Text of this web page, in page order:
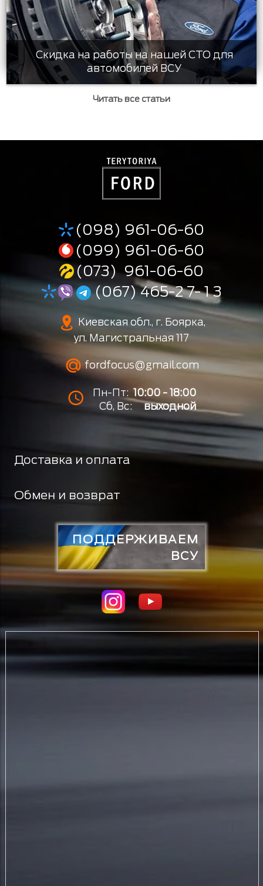
Скидка на работы на нашей СТО для
автомобилей ВСУ
Читать все статьи
(098) 961-06-60
(099) 961-06-60
(073) 961-06-60
(067) 465-2 7- 1 3
Киевская обл., г. Боярка,
ул. Магистральная 117
fordfocus@gmail.com
Пн-Пт: 10:00 - 18:00
Сб, Вс:
выходной
Доставка и оплата
Обмен и возврат
ПОДДЕРЖИВАЕМ
ВСУ